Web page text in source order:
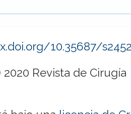
10.35687/
Revista de Cirugía